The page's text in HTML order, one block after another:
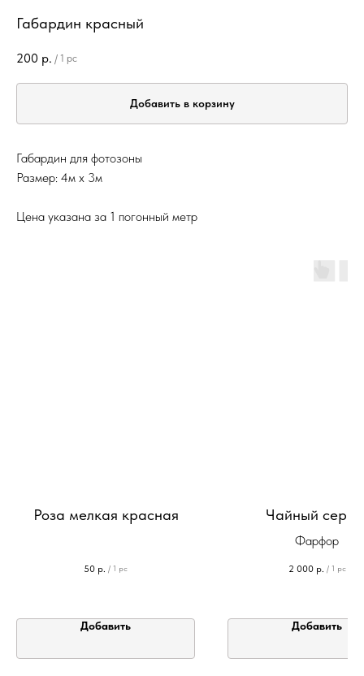
Габардин красный
200 р. / 1 pc
Добавить в корзину
Габардин для фотозоны
Размер: 4м х 3м
Цена указана за 1 погонный метр
Роза мелкая красная
50 р. / 1 pc
Добавить
Чайный
Фарфор
2 000 р. / 1 pc
Добавить